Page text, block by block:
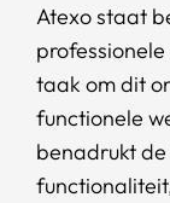
Atexo staat
taak om dit
functionele
benadrukt